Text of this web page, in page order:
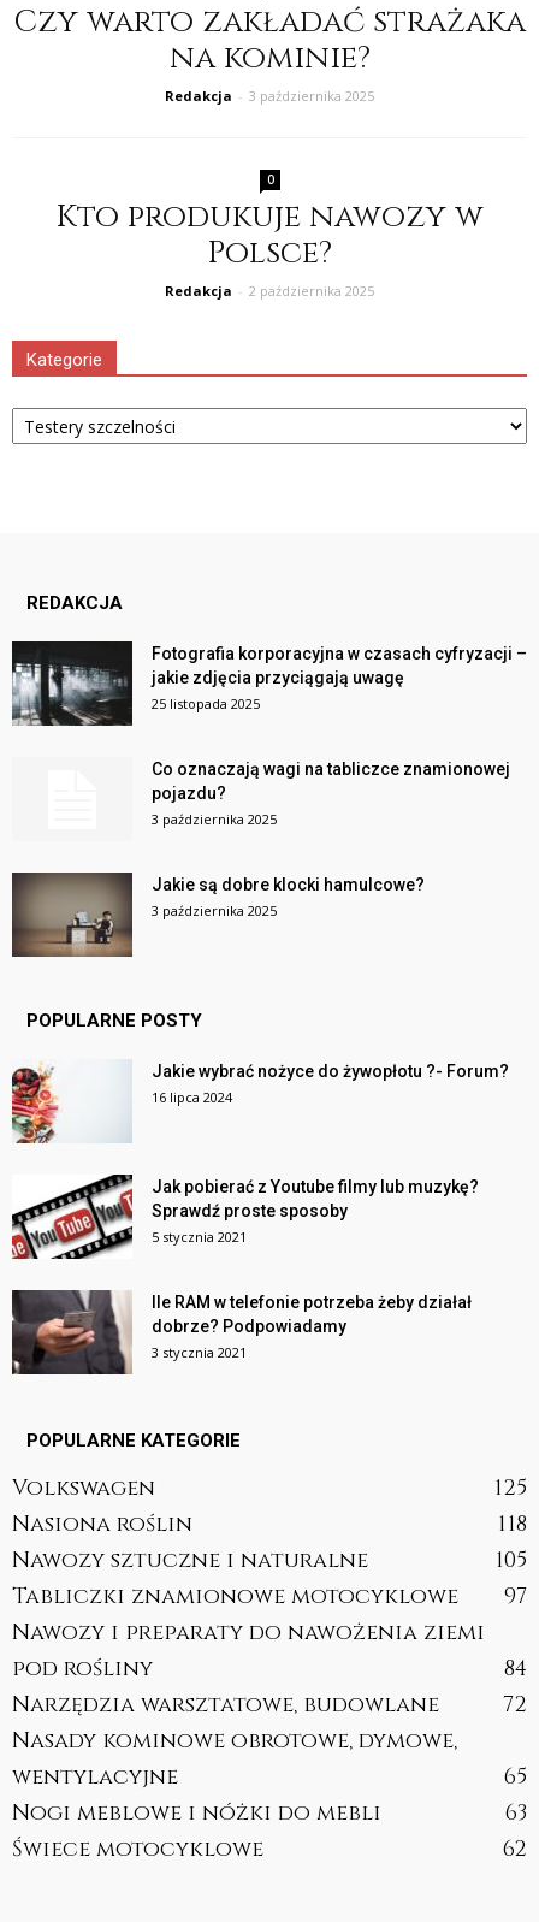
Czy warto zakładać strażaka
na kominie?
Redakcja - 3 października 2025
0
Kto produkuje nawozy w
Polsce?
Redakcja - 2 października 2025
Kategorie
Kategorie
REDAKCJA
Fotografia korporacyjna w czasach cyfryzacji –
jakie zdjęcia przyciągają uwagę
25 listopada 2025
Co oznaczają wagi na tabliczce znamionowej
pojazdu?
3 października 2025
Jakie są dobre klocki hamulcowe?
3 października 2025
POPULARNE POSTY
Jakie wybrać nożyce do żywopłotu ?- Forum?
16 lipca 2024
Jak pobierać z Youtube filmy lub muzykę?
Sprawdź proste sposoby
5 stycznia 2021
Ile RAM w telefonie potrzeba żeby działał
dobrze? Podpowiadamy
3 stycznia 2021
POPULARNE KATEGORIE
Volkswagen
125
Nasiona roślin
118
Nawozy sztuczne i naturalne
105
Tabliczki znamionowe motocyklowe
97
Nawozy i preparaty do nawożenia ziemi
pod rośliny
84
Narzędzia warsztatowe, budowlane
72
Nasady kominowe obrotowe, dymowe,
wentylacyjne
65
Nogi meblowe i nóżki do mebli
63
Świece motocyklowe
62